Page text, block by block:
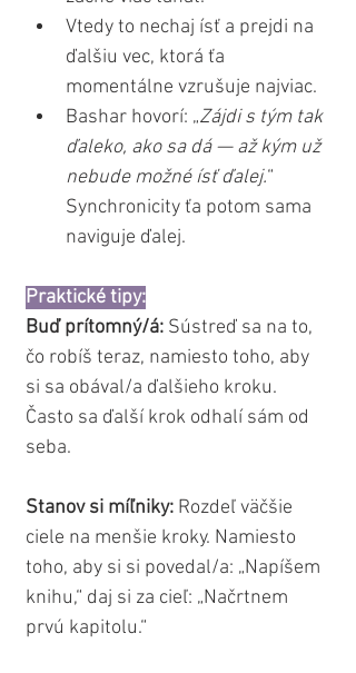
Vtedy to nechaj ísť a prejdi na
ďalšiu vec, ktorá ťa
momentálne vzrušuje najviac.
Bashar hovorí: „Zájdi s tým tak
ďaleko, ako sa dá — až kým už
nebude možné ísť ďalej.“
Synchronicity ťa potom sama
naviguje ďalej.
Praktické tipy:
Buď prítomný/á: Sústreď sa na to,
čo robíš teraz, namiesto toho, aby
si sa obával/a ďalšieho kroku.
Často sa ďalší krok odhalí sám od
seba.
Stanov si míľniky: Rozdeľ väčšie
ciele na menšie kroky. Namiesto
toho, aby si si povedal/a: „Napíšem
knihu,“ daj si za cieľ: „Načrtnem
prvú kapitolu.“